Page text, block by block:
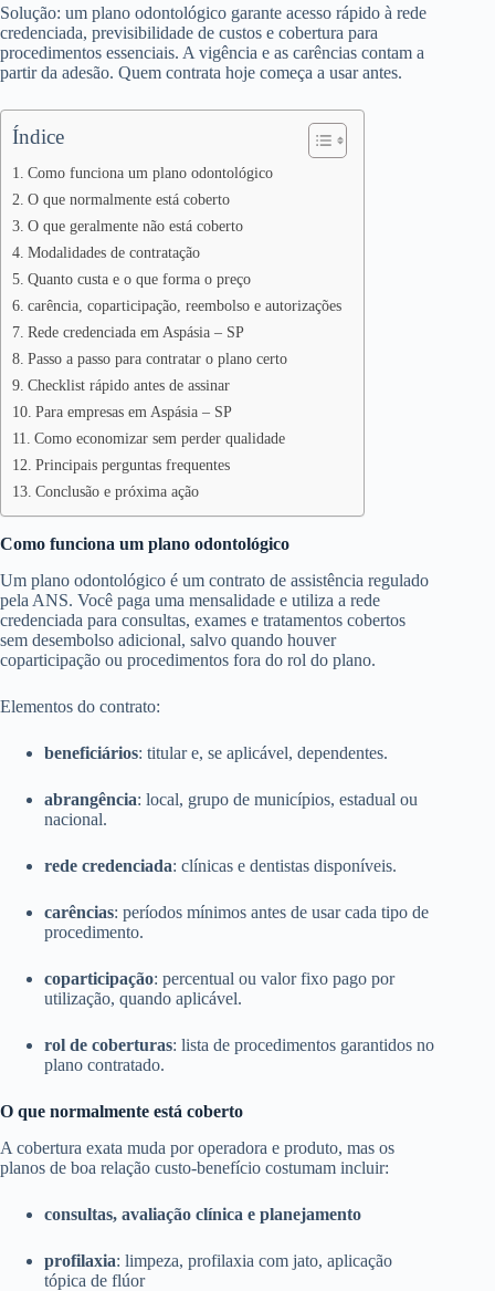
Solução: um plano odontológico garante acesso rápido à rede
credenciada, previsibilidade de custos e cobertura para
procedimentos essenciais. A vigência e as carências contam a
partir da adesão. Quem contrata hoje começa a usar antes.
Índice
Como funciona um plano odontológico
O que normalmente está coberto
O que geralmente não está coberto
Modalidades de contratação
Quanto custa e o que forma o preço
carência, coparticipação, reembolso e autorizações
Rede credenciada em Aspásia – SP
Passo a passo para contratar o plano certo
Checklist rápido antes de assinar
Para empresas em Aspásia – SP
Como economizar sem perder qualidade
Principais perguntas frequentes
Conclusão e próxima ação
Como funciona um plano odontológico
Um plano odontológico é um contrato de assistência regulado
pela ANS. Você paga uma mensalidade e utiliza a rede
credenciada para consultas, exames e tratamentos cobertos
sem desembolso adicional, salvo quando houver
coparticipação ou procedimentos fora do rol do plano.
Elementos do contrato:
beneficiários: titular e, se aplicável, dependentes.
abrangência: local, grupo de municípios, estadual ou
nacional.
rede credenciada: clínicas e dentistas disponíveis.
carências: períodos mínimos antes de usar cada tipo de
procedimento.
coparticipação: percentual ou valor fixo pago por
utilização, quando aplicável.
rol de coberturas: lista de procedimentos garantidos no
plano contratado.
O que normalmente está coberto
A cobertura exata muda por operadora e produto, mas os
planos de boa relação custo-benefício costumam incluir:
consultas, avaliação clínica e planejamento
profilaxia: limpeza, profilaxia com jato, aplicação
tópica de flúor